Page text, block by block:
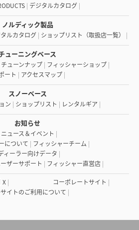
| デジタルカタログ|
ノルディック製品
ルカタログ | ショップリスト（取扱店一覧） |
ューニングベース
チューンナップ| フィッシャーショップ|
ート | アクセスマップ |
スノーベース
ン | ショップリスト | レンタルギア |
お知らせ
ニュース＆イベント |
について | フィッシャーチーム |
ィーラー向けデータ |
ザーサポート | フィッシャー直営店 |
X | コーポレートサイト |
イトのご利用について |